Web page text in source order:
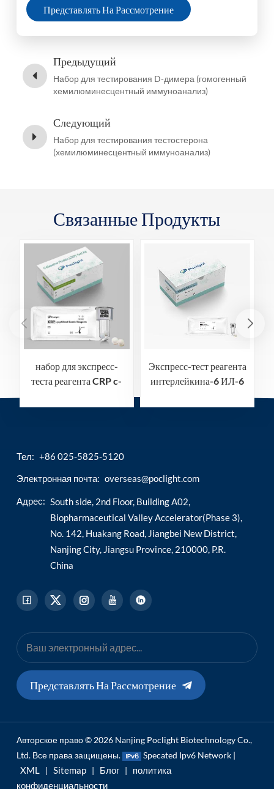
Представлять На Рассмотрение
Предыдущий
Набор для тестирования D-димера (гомогенный
хемилюминесцентный иммуноанализ)
Следующий
Набор для тестирования тестостерона
(хемилюминесцентный иммуноанализ)
Связанные Продукты
набор для экспресс-
теста реагента CRP c-
Экспресс-тест реагента
интерлейкина-6 ИЛ-6
Тел: +86 025-5825-5120
Электронная почта: overseas@poclight.com
Адрес: South side, 2nd Floor, Building A02,
Biopharmaceutical Valley Accelerator(Phase 3),
No. 142, Huakang Road, Jiangbei New District,
Nanjing City, Jiangsu Province, 210000, P.R.
China
Представлять На Рассмотрение
Авторское право © 2026 Nanjing Poclight Biotechnology Co.,
Ltd. Все права защищены.
Specated Ipv6 Network |
XML | Sitemap | Блог |
политика
конфиденциальности